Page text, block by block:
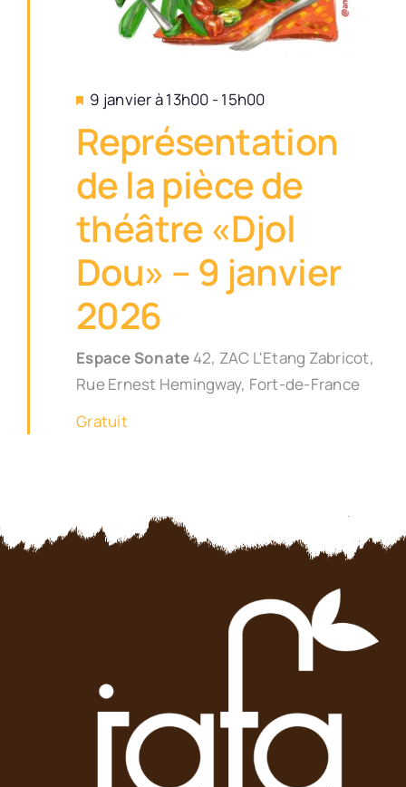
Mis
en
avant
9 janvier à 13h00 -15h00
Représentation
de la pièce de
théâtre «Djol
Dou» – 9 janvier
2026
Espace Sonate 42, ZAC L'Etang Zabricot,
Rue Ernest Hemingway, Fort-de-France
Gratuit